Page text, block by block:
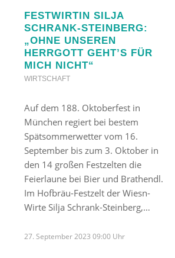
FESTWIRTIN SILJA
SCHRANK-STEINBERG:
„OHNE UNSEREN
HERRGOTT GEHT’S FÜR
MICH NICHT“
WIRTSCHAFT
Auf dem 188. Oktoberfest in
München regiert bei bestem
Spätsommerwetter vom 16.
September bis zum 3. Oktober in
den 14 großen Festzelten die
Feierlaune bei Bier und Brathendl.
Im Hofbräu-Festzelt der Wiesn-
Wirte Silja Schrank-Steinberg,…
27. September 2023 09:00 Uhr